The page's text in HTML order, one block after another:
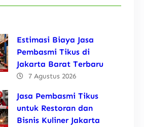
Estimasi Biaya Jasa
Pembasmi Tikus di
Jakarta Barat Terbaru
7 Agustus 2026
Jasa Pembasmi Tikus
untuk Restoran dan
Bisnis Kuliner Jakarta